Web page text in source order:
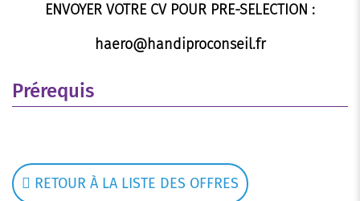
ENVOYER VOTRE CV POUR PRE-SELECTION :
haero@handiproconseil.fr
Prérequis
RETOUR À LA LISTE DES OFFRES